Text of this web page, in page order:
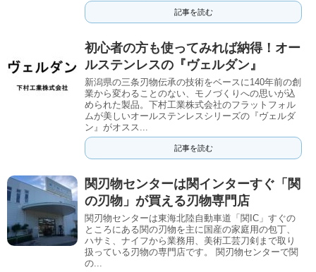
記事を読む
初心者の方も使ってみれば納得！オー
ルステンレスの『ヴェルダン』
新潟県の三条刃物伝承の技術をベースに140年前の創
業から変わることのない、モノづくりへの思いが込
められた製品。下村工業株式会社のフラットフォル
ムが美しいオールステンレスシリーズの『ヴェルダ
ン』がオスス...
記事を読む
関刃物センターは関インターすぐ「関
の刃物」が買える刃物専門店
関刃物センターは東海北陸自動車道「関IC」すぐの
ところにある関の刃物を主に国産の家庭用の包丁、
ハサミ、ナイフから業務用、美術工芸刀剣まで取り
扱っている刃物の専門店です。 関刃物センターで関
の...